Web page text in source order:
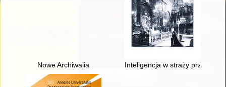
Nowe Archiwalia Inteligencja w straży przedniej